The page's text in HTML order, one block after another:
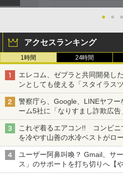
● ● ●
アクセスランキング
1時間 24時間
エレコム、ゼブラと共同開発し
ンとしても使える「スタイラス
も、持ち替えずに書き込める
警察庁ら、Google、LINEヤフ
ーム5社に「なりすまし詐欺広
真や映像を使った投資詐欺など
これぞ着るエアコン!! コンビニ
を冷やす山善の水冷ベストがロ
ち・ざ・ろーど！その14】【空
ユーザー阿鼻叫喚？ Gmail、サ
ス」のサポートを打ち切りへ【